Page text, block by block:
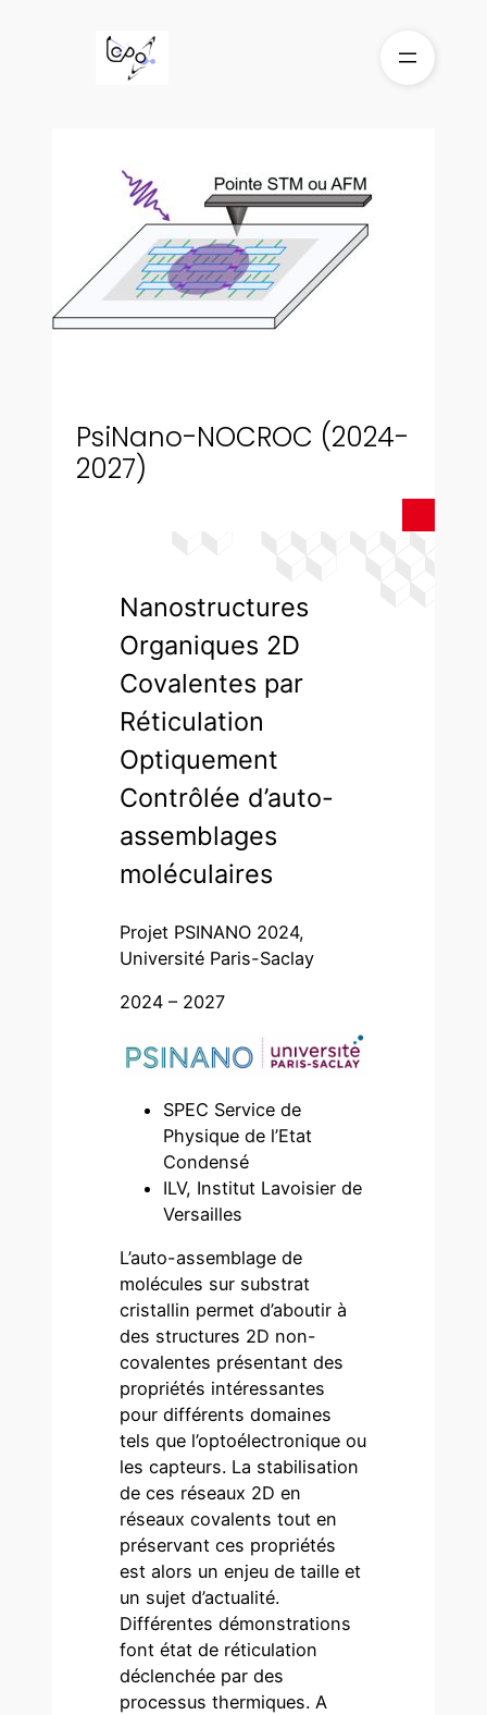
PsiNano-NOCROC (2024-
2027)
Nanostructures
Organiques 2D
Covalentes par
Réticulation
Optiquement
Contrôlée d’auto-
assemblages
moléculaires
Projet PSINANO 2024,
Université Paris-Saclay
2024 – 2027
SPEC Service de
Physique de l’Etat
Condensé
ILV, Institut Lavoisier de
Versailles
L’auto-assemblage de
molécules sur substrat
cristallin permet d’aboutir à
des structures 2D non-
covalentes présentant des
propriétés intéressantes
pour différents domaines
tels que l’optoélectronique ou
les capteurs. La stabilisation
de ces réseaux 2D en
réseaux covalents tout en
préservant ces propriétés
est alors un enjeu de taille et
un sujet d’actualité.
Différentes démonstrations
font état de réticulation
déclenchée par des
processus thermiques. A